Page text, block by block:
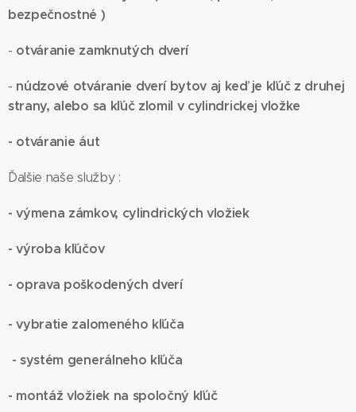
bezpečnostné )
- otváranie zamknutých dverí
- núdzové otváranie dverí bytov aj keď je kľúč z druhej
strany, alebo sa kľúč zlomil v cylindrickej vložke
- otváranie áut
Ďalšie naše služby :
- výmena zámkov, cylindrických vložiek
- výroba kľúčov
- oprava poškodených dverí
- vybratie zalomeného kľúča
- systém generálneho kľúča
- montáž vložiek na spoločný kľúč